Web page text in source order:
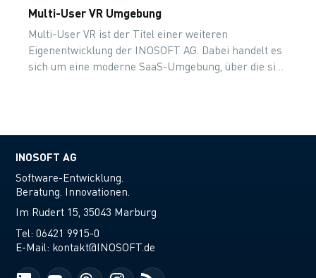
Multi-User VR Umgebung
Multi-User VR ist der Titel einer weiteren
Eigenentwicklung der INOSOFT AG. Dabei handelt es
sich um eine moderne SaaS-Umgebung, über die sich
INOSOFT AG
Software-Entwicklung.
Beratung. Innovationen.
Im Rudert 15, 35043 Marburg
Tel:06421 9915-0
E-Mail: kontakt@INOSOFT.de